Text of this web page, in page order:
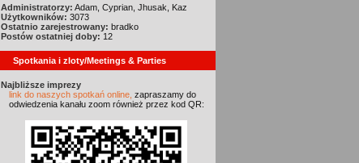
Administratorzy: Adam, Cyprian, Jhusak, Kaz
Użytkowników: 3073
Ostatnio zarejestrowany: bradko
Postów ostatniej doby: 12
Spotkania i zloty/Meetings & Parties
Najbliższe imprezy
link do naszych spotkań online, zapraszamy do
odwiedzenia kanału zoom również przez kod QR: